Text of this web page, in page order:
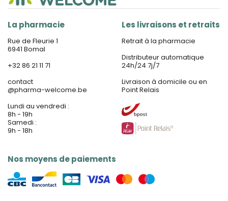
La pharmacie
Rue de Fleurie 1
6941 Bomal
+32 86 21 11 71
contact
@pharma-welcome.be
Lundi au vendredi :
8h - 19h
Samedi :
9h - 18h
Nos moyens de paiements
Les livraisons et retraits
Retrait à la pharmacie
Distributeur automatique
24h/24 7j/7
Livraison à domicile ou en
Point Relais